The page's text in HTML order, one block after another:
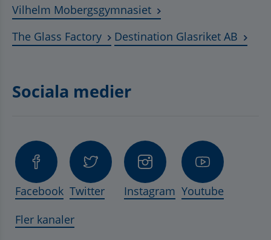
Vilhelm MobergsgymnasietLänk till annan
The Glass FactoryLänk till annan webbplats,
Destination Glasriket AB
Sociala medier
Facebook Twitter Instagram Youtube
Fler kanaler